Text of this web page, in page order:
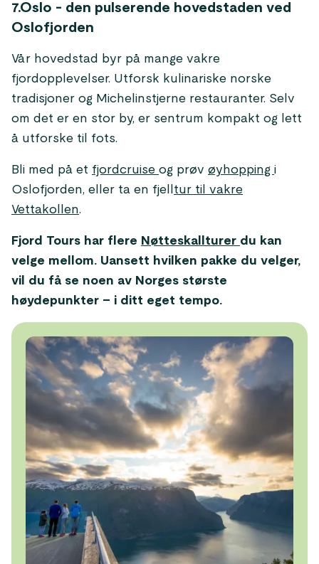
7.Oslo - den pulserende hovedstaden ved
Oslofjorden
Vår hovedstad byr på mange vakre
fjordopplevelser. Utforsk kulinariske norske
tradisjoner og Michelinstjerne restauranter. Selv
om det er en stor by, er sentrum kompakt og lett
å utforske til fots.
Bli med på et fjordcruise og prøv øyhopping i
Oslofjorden, eller ta en fjell tur til vakre
Vettakollen.
Fjord Tours har flere Nøtteskallturer du kan
velge mellom. Uansett hvilken pakke du velger,
vil du få se noen av Norges største
høydepunkter – i ditt eget tempo.